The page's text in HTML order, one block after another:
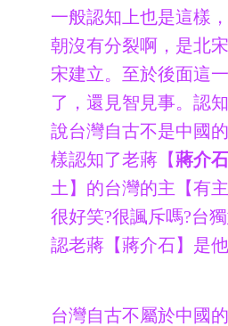
一般認知上也是這樣
朝沒有分裂啊，是北
宋建立。至於後面這
了，還見智見事。認
說台灣自古不是中國
樣認知了老蔣【蔣介石
土】的台灣的主【有
很好笑?很諷斥嗎?台
認老蔣【蔣介石】是
台灣自古不屬於中國